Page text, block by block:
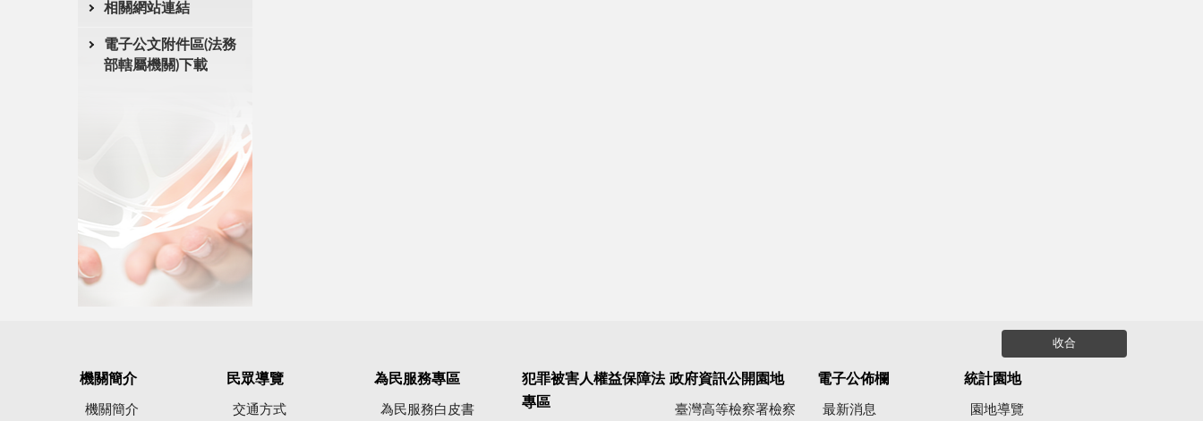
相關網站連結
電子公文附件區(法務
部轄屬機關)下載
收合
機關簡介
機關簡介
民眾導覽
交通方式
為民服務專區
為民服務白皮書
犯罪被害人權益保障法
專區
政府資訊公開園地
臺灣高等檢察署檢察
電子公佈欄
最新消息
統計園地
園地導覽